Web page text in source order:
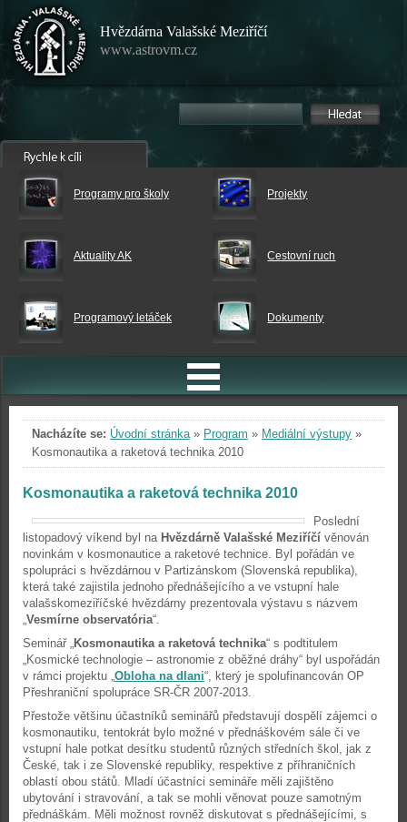
Hvězdárna Valašské Meziříčí
www.astrovm.cz
Programy pro školy Projekty
Aktuality AK Cestovní ruch
Programový letáček Dokumenty
Nacházíte se: Úvodní stránka» Program » Mediální výstupy »
Kosmonautika a raketová technika 2010
Kosmonautika a raketová technika 2010
Poslední
listopadový víkend byl na Hvězdárně Valašské Meziříčí věnován
novinkám v kosmonautice a raketové technice. Byl pořádán ve
spolupráci s hvězdárnou v Partizánskom (Slovenská republika),
která také zajistila jednoho přednášejícího a ve vstupní hale
valašskomeziříčské hvězdárny prezentovala výstavu s názvem
„Vesmírne observatória“.
Seminář „Kosmonautika a raketová technika“ s podtitulem
„Kosmické technologie – astronomie z oběžné dráhy“ byl uspořádán
v rámci projektu „Obloha na dlani“, který je spolufinancován OP
Přeshraniční spolupráce SR-ČR 2007-2013.
Přestože většinu účastníků seminářů představují dospělí zájemci o
kosmonautiku, tentokrát bylo možné v přednáškovém sále či ve
vstupní hale potkat desítku studentů různých středních škol, jak z
České, tak i ze Slovenské republiky, respektive z příhraničních
oblastí obou států. Mladí účastníci semináře měli zajištěno
ubytování i stravování, a tak se mohli věnovat pouze samotným
přednáškám. Měli možnost rovněž diskutovat s přednášejícími, s